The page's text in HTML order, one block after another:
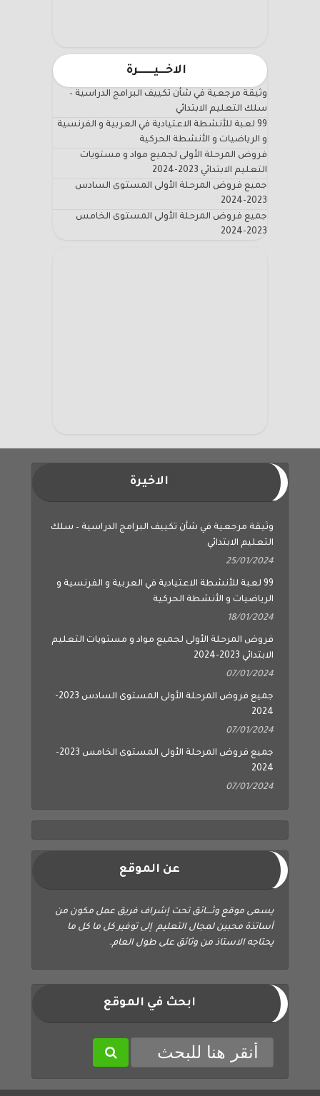
الاخـــيـــــــرة
وثيقة مرجعية في شأن تكييف البرامج الدراسية –
سلك التعليم الابتدائي
99 لعبة للأنشطة الاعتيادية في العربية و الفرنسية
و الرياضيات و الأنشطة الحركية
فروض المرحلة الأولى لجميع مواد و مستويات
التعليم الابتدائي 2023-2024
جميع فروض المرحلة الأولى المستوى السادس
2023-2024
جميع فروض المرحلة الأولى المستوى الخامس
2023-2024
الاخيرة
وثيقة مرجعية في شأن تكييف البرامج الدراسية – سلك
التعليم الابتدائي
25/01/2024
99 لعبة للأنشطة الاعتيادية في العربية و الفرنسية و
الرياضيات و الأنشطة الحركية
18/01/2024
فروض المرحلة الأولى لجميع مواد و مستويات التعليم
الابتدائي 2023-2024
07/01/2024
جميع فروض المرحلة الأولى المستوى السادس 2023-
2024
07/01/2024
جميع فروض المرحلة الأولى المستوى الخامس 2023-
2024
07/01/2024
عن الموقع
يسعى موقع وثــــائق تحت إشراف فريق عمل مكون من
أساتذة محبين لمجال التعليم إلى توفير كل ما كل ما
يحتاجه الاستاذ من وثائق على طول العام.
ابحث في الموقع